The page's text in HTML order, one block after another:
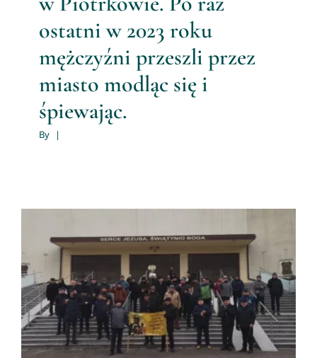
ostatni w 2023 roku
mężczyźni przeszli przez
miasto modląc się i
śpiewając.
By |
Z modlitwą weszli w nowy
rok. Męski Różaniec w święto
Trzech Króli.
Męski Różaniec